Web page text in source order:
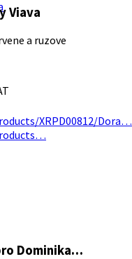
Viava
a ruzove
XRPD00812/Dora…
Dominika…